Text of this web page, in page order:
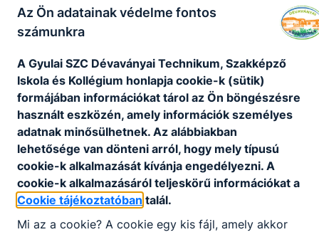
beszerzésére, átvételére, készlet kezelésére,
állagmegóvására és a környezetvédelemre.
emberekkel foglalkozni, szereti a változatos
kihívásokat, ösztönzi a kereskedelem
dinamizmusa, fontos számára a hosszú távú
karrierlehetőség.
KOMPETENCIAELVÁRÁS
Önállóság, felelősségtudat, kommunikációs
készség, csapatban való együttműködés,
precizitás, problémamegoldó képesség, jó
Az Ön adatainak védelme fontos
számunkra
A Gyulai SZC Dévaványai Technikum, Szakképző
Iskola és Kollégium honlapja cookie-k (sütik)
formájában információkat tárol az Ön böngészésre
használt eszközén, amely információk személyes
adatnak minősülhetnek. Az alábbiakban
lehetősége van dönteni arról, hogy mely típusú
cookie-k alkalmazását kívánja engedélyezni. A
cookie-k alkalmazásáról teljeskörű információkat a
Cookie tájékoztatóban talál.
Mi az a cookie? A cookie egy kis fájl, amely akkor